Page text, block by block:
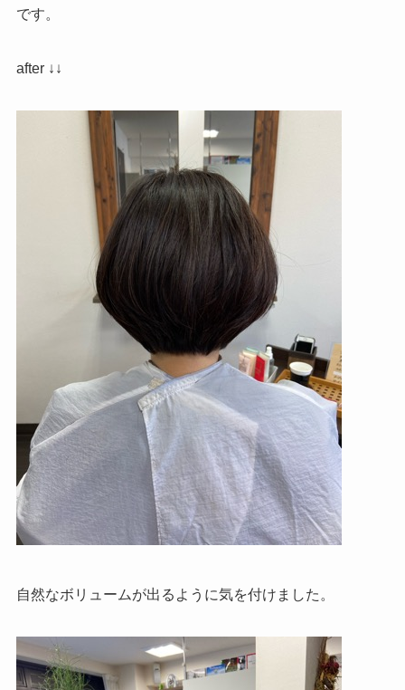
です。
after ↓↓
自然なボリュームが出るように気を付けました。